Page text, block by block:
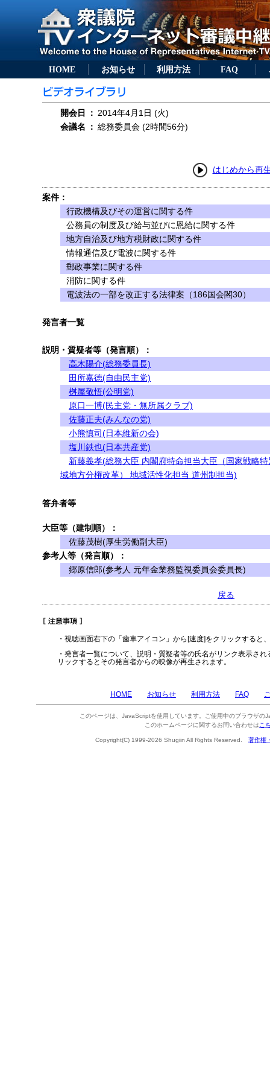
HOME お知らせ 利用方法 FAQ
開会日 ： 2014年4月1日 (火)
会議名
： 総務委員会 (2時間56分)
はじめから再
案件：
行政機構及びその運営に関する件
公務員の制度及び給与並びに恩給に関する件
地方自治及び地方税財政に関する件
情報通信及び電波に関する件
郵政事業に関する件
消防に関する件
電波法の一部を改正する法律案（186国会閣30）
発言者一覧
説明・質疑者等（発言順）：
高木陽介(総務委員長)
田所嘉徳(自由民主党)
桝屋敬悟(公明党)
原口一博(民主党・無所属クラブ)
佐藤正夫(みんなの党)
小熊慎司(日本維新の会)
塩川鉄也(日本共産党)
新藤義孝(総務大臣 内閣府特命担当大臣（国家戦略特
域地方分権改革） 地域活性化担当 道州制担当)
答弁者等
大臣等（建制順）：
佐藤茂樹(厚生労働副大臣)
参考人等（発言順）：
郷原信郎(参考人 元年金業務監視委員会委員長)
戻る
・視聴画面右下の「歯車アイコン」から[速度]をクリックすると
・発言者一覧について、説明・質疑者等の氏名がリンク表示さ
リックするとその発言者からの映像が再生されます。
HOME お知らせ 利用方法 FAQ
このページは、JavaScriptを使用しています。ご使用中のブラウザの
このホームページに関するお問い合わせは こ
Copyright(C) 1999-2026 Shugiin All Rights Reserved. 著作権